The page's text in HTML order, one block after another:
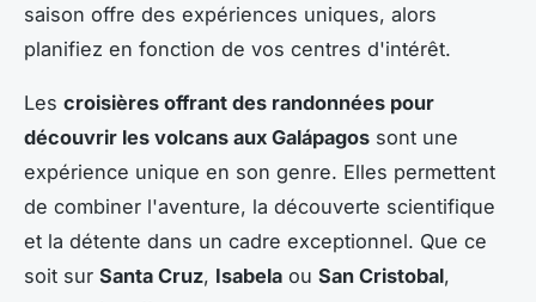
saison offre des expériences uniques, alors
planifiez en fonction de vos centres d'intérêt.
Les croisières offrant des randonnées pour
découvrir les volcans aux Galápagos sont une
expérience unique en son genre. Elles permettent
de combiner l'aventure, la découverte scientifique
et la détente dans un cadre exceptionnel. Que ce
soit sur Santa Cruz, Isabela ou San Cristobal,